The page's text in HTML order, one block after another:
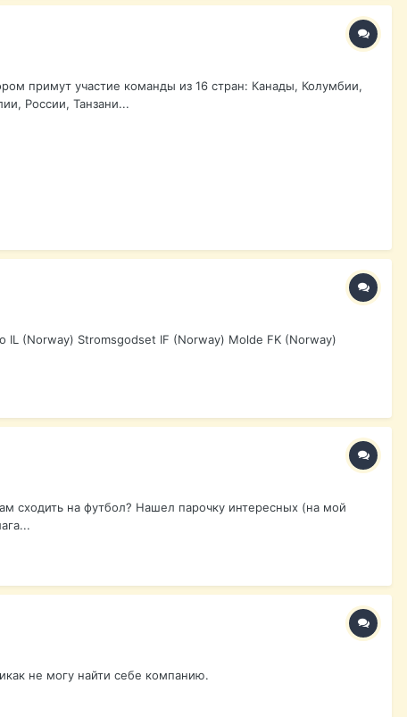
примут участие команды из 16 стран: Канады, Колумбии,
России, Танзани...
IL (Norway) Stromsgodset IF (Norway) Molde FK (Norway)
сходить на футбол? Нашел парочку интересных (на мой
не могу найти себе компанию.